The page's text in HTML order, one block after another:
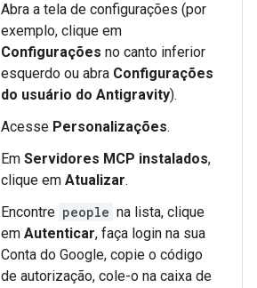
Abra a tela de configurações (por
exemplo, clique em
Configurações no canto inferior
esquerdo ou abra Configurações
do usuário do Antigravity).
Acesse Personalizações.
Em Servidores MCP instalados,
clique em Atualizar.
Encontre people na lista, clique
em Autenticar, faça login na sua
Conta do Google, copie o código
de autorização, cole-o na caixa de